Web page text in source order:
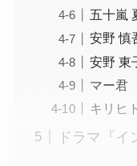
五十嵐
安野 慎
安野 東
マー君
キリヒ
ドラマ『イ